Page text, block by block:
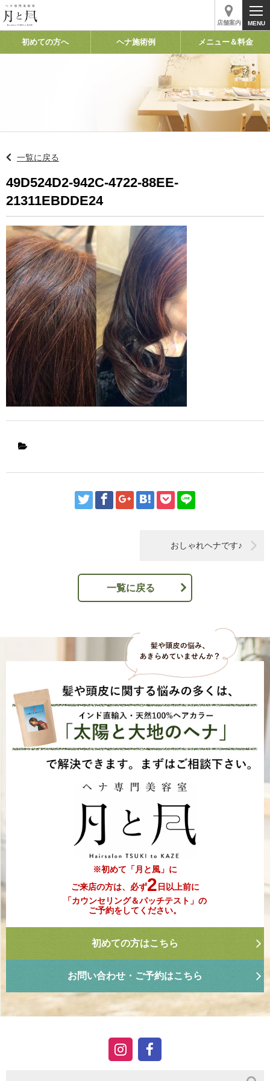
店舗案内
初めての方へ ヘナ施術例 メニュー＆料金
一覧に戻る
49D524D2-942C-4722-88EE-
21311EBDDE24
おしゃれヘナです♪
一覧に戻る
※初めて「月と風」に
ご来店の方は、必ず2 日以上前に
「カウンセリング＆パッチテスト」の
ご予約をしてください。
初めての方はこちら
お問い合わせ・ご予約はこちら